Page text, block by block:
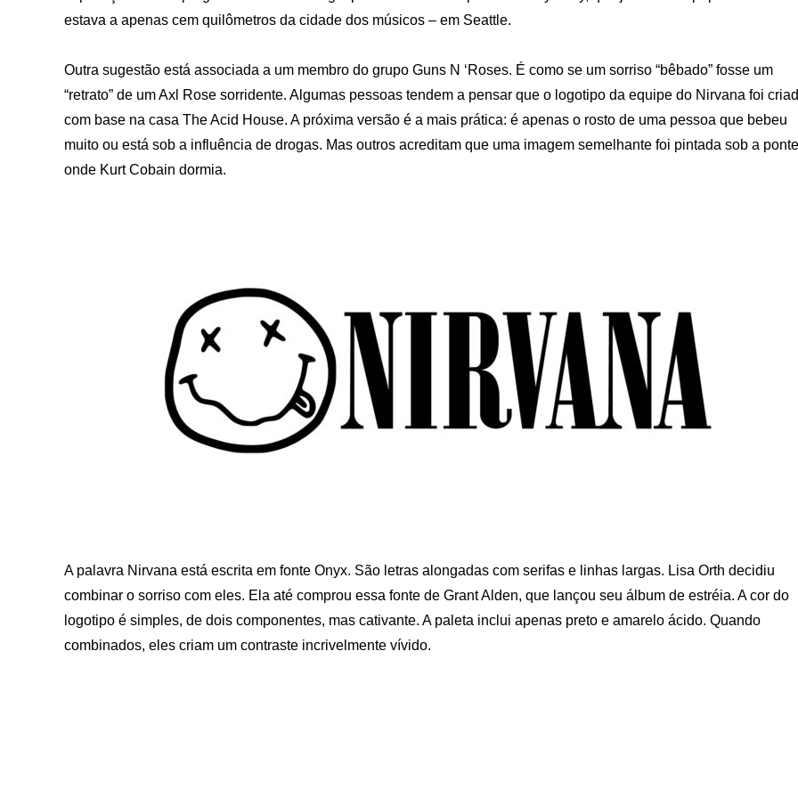
estava a apenas cem quilômetros da cidade dos músicos – em Seattle.
Outra sugestão está associada a um membro do grupo Guns N ‘Roses. É como se um sorriso “bêbado” fosse um
“retrato” de um Axl Rose sorridente. Algumas pessoas tendem a pensar que o logotipo da equipe do Nirvana foi
com base na casa The Acid House. A próxima versão é a mais prática: é apenas o rosto de uma pessoa que bebeu
muito ou está sob a influência de drogas. Mas outros acreditam que uma imagem semelhante foi pintada sob a ponte
onde Kurt Cobain dormia.
A palavra Nirvana está escrita em fonte Onyx. São letras alongadas com serifas e linhas largas. Lisa Orth decidiu
combinar o sorriso com eles. Ela até comprou essa fonte de Grant Alden, que lançou seu álbum de estréia. A cor do
logotipo é simples, de dois componentes, mas cativante. A paleta inclui apenas preto e amarelo ácido. Quando
combinados, eles criam um contraste incrivelmente vívido.